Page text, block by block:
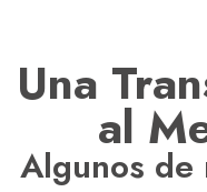
Una
al
Algunos de